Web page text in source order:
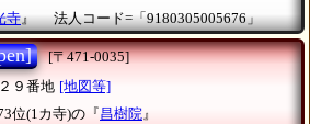
寺』 法人コード=「9180305005676」
[〒471-0035]
９番地 [地図等]
位(1カ寺)の『昌樹院』